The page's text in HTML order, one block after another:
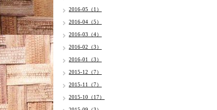
2016-05（1）
2016-04（5）
2016-03（4）
2016-02（3）
2016-01（3）
2015-12（7）
2015-11（7）
2015-10（17）